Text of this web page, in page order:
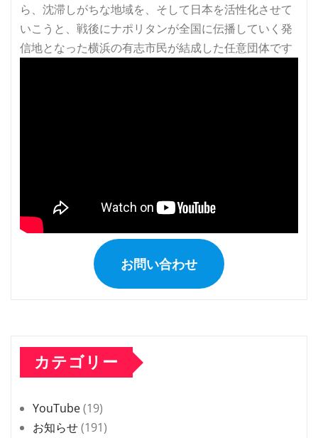
お問い合わせ
カテゴリー
YouTube(19)
お知らせ(191)